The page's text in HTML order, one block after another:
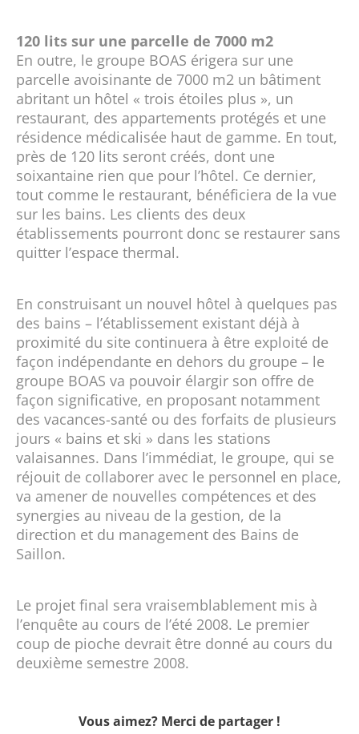
120 lits sur une parcelle de 7000 m2
En outre, le groupe BOAS érigera sur une
parcelle avoisinante de 7000 m2 un bâtiment
abritant un hôtel « trois étoiles plus », un
restaurant, des appartements protégés et une
résidence médicalisée haut de gamme. En tout,
près de 120 lits seront créés, dont une
soixantaine rien que pour l’hôtel. Ce dernier,
tout comme le restaurant, bénéficiera de la vue
sur les bains. Les clients des deux
établissements pourront donc se restaurer sans
quitter l’espace thermal.
En construisant un nouvel hôtel à quelques pas
des bains – l’établissement existant déjà à
proximité du site continuera à être exploité de
façon indépendante en dehors du groupe – le
groupe BOAS va pouvoir élargir son offre de
façon significative, en proposant notamment
des vacances-santé ou des forfaits de plusieurs
jours « bains et ski » dans les stations
valaisannes. Dans l’immédiat, le groupe, qui se
réjouit de collaborer avec le personnel en place,
va amener de nouvelles compétences et des
synergies au niveau de la gestion, de la
direction et du management des Bains de
Saillon.
Le projet final sera vraisemblablement mis à
l’enquête au cours de l’été 2008. Le premier
coup de pioche devrait être donné au cours du
deuxième semestre 2008.
Vous aimez? Merci de partager !